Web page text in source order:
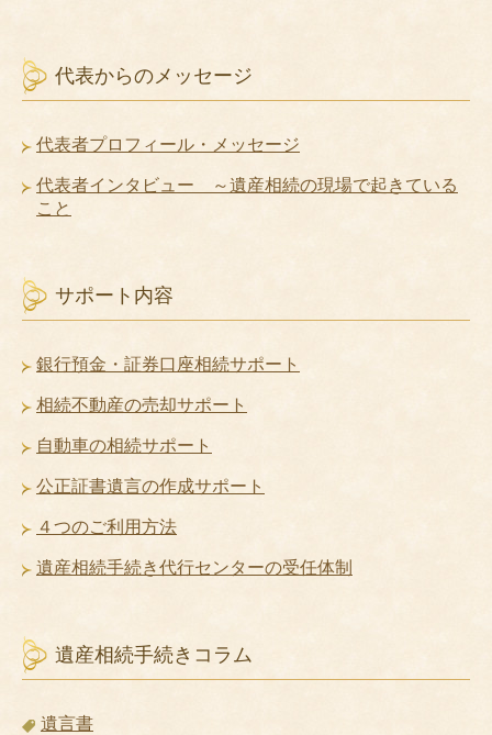
代表からのメッセージ
代表者プロフィール・メッセージ
代表者インタビュー ～遺産相続の現場で起きている
こと
サポート内容
銀行預金・証券口座相続サポート
相続不動産の売却サポート
自動車の相続サポート
公正証書遺言の作成サポート
４つのご利用方法
遺産相続手続き代行センターの受任体制
遺産相続手続きコラム
遺言書